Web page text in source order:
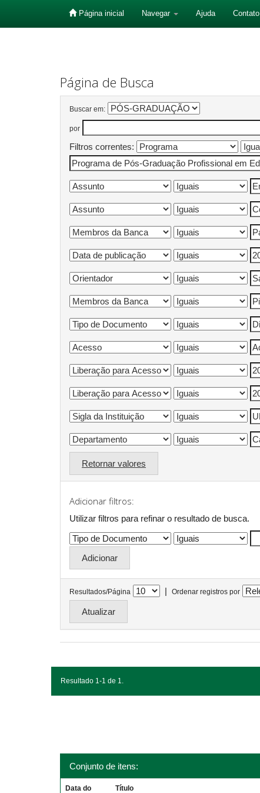
Página inicial Navegar Ajuda Contato
Página de Busca
Buscar em:
por
Filtros correntes:
Retornar valores
Adicionar filtros:
Utilizar filtros para refinar o resultado de busca.
Resultados/Página | Ordenar registros por
Resultado 1-1 de 1.
Conjunto de itens:
Data do Título